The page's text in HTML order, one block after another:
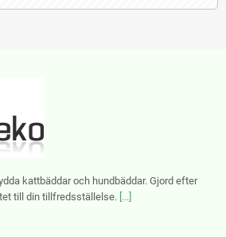
kattbäddar och hundbäddar. Gjord efter
till din tillfredsställelse. [...]